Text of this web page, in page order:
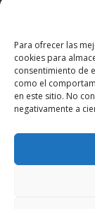
Para ofrecer las
cookies para
consentimiento de
como el
en este sitio. No
negativamente a
autores